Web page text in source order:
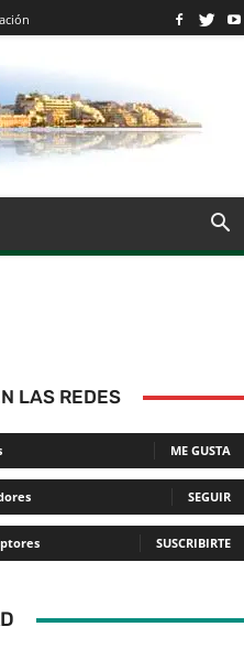
LAS REDES
ME GUSTA
SEGUIR
SUSCRIBIRTE